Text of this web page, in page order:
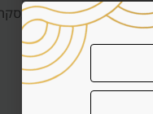
תיקונים, עלויות